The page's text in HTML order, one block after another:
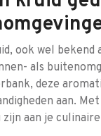
ook wel
als
deze
aan.
zijn aan je